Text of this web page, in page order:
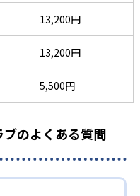
13,200円
13,200円
5,500円
のよくある質問